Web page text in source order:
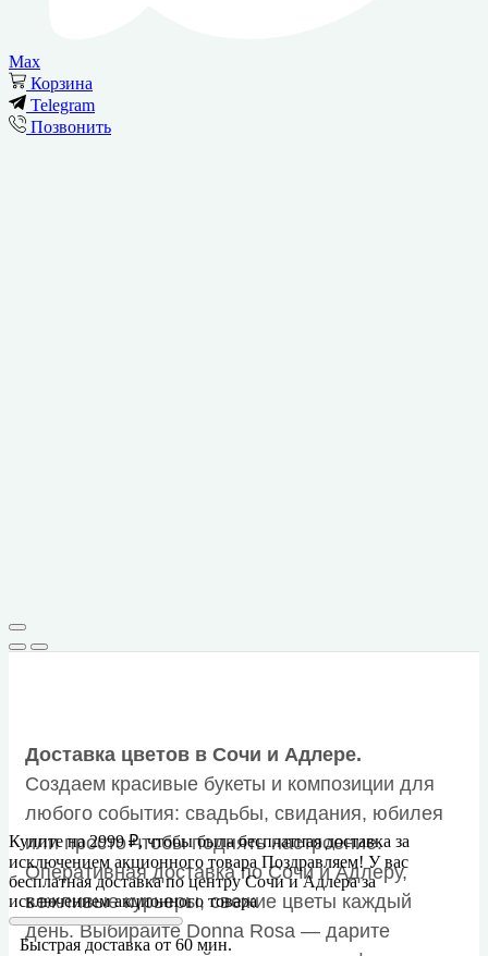
Купите на2999₽, чтобы была бесплатная доставка за
исключением акционного товара Поздравляем! У вас
бесплатная доставка по центру Сочи и Адлера за
исключением акционного товара
Быстрая доставка от 60 мин.
Max
Корзина
Telegram
Позвонить
Доставка цветов в Сочи и Адлере.
Создаем красивые букеты и композиции для
любого события: свадьбы, свидания, юбилея
или просто чтобы поднять настроение.
Оперативная доставка по Сочи и Адлеру,
вежливые курьеры, свежие цветы каждый
день. Выбирайте Donna Rosa — дарите